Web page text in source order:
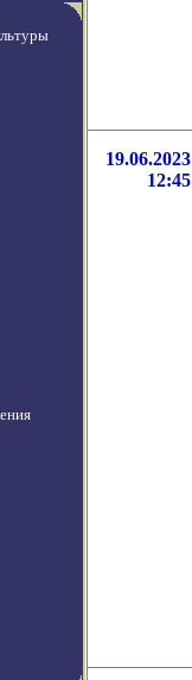
19.06.2023
12:45